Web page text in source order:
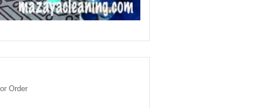
Order